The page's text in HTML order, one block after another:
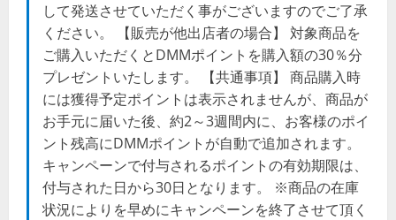
して発送させていただく事がございますのでご了承
ください。 【販売が他出店者の場合】 対象商品を
ご購入いただくとDMMポイントを購入額の30％分
プレゼントいたします。 【共通事項】 商品購入時
には獲得予定ポイントは表示されませんが、商品が
お手元に届いた後、約2～3週間内に、お客様のポイ
ント残高にDMMポイントが自動で追加されます。
キャンペーンで付与されるポイントの有効期限は、
付与された日から30日となります。 ※商品の在庫
状況によりを早めにキャンペーンを終了させて頂く